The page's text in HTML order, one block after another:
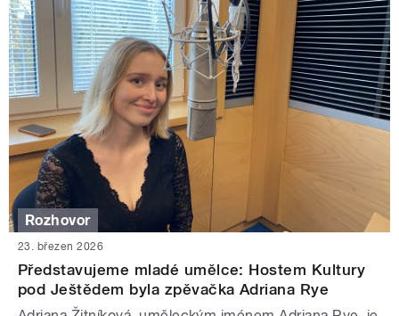
Rozhovor
23. březen 2026
Představujeme mladé umělce: Hostem Kultury
pod Ještědem byla zpěvačka Adriana Rye